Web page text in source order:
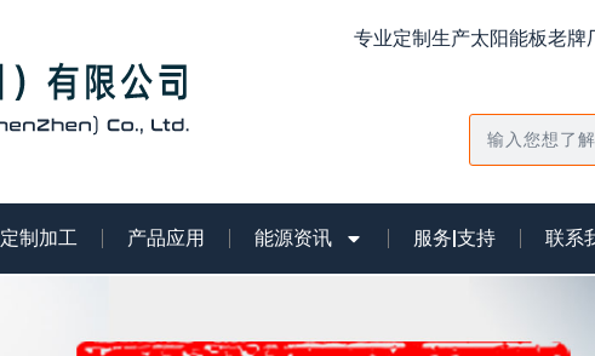
专业定制生产太阳能板老
索
定制加工 产品应用 能源资讯 服务|支持 联系